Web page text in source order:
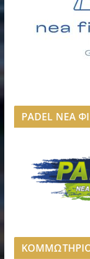
PADEL ΝΕΑ
ΚΟΜΜΩΤΗΡΙΟ